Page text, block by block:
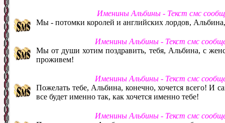
Именины Альбины - Текст смс
Мы - потомки королей и английских лордов, Альбина,
Именины Альбины - Текст смс
Мы от души хотим поздравить, тебя, Альбина, с
проживем!
Именины Альбины - Текст смс
Пожелать тебе, Альбина, конечно, хочется всего! И
все будет именно так, как хочется именно тебе!
Именины Альбины - Текст смс